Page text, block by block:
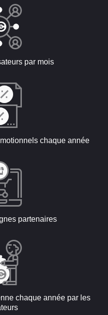
par mois
chaque année
partenaires
chaque année par les